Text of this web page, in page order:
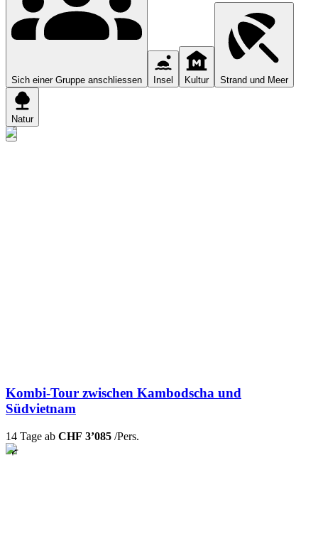
Sich einer Gruppe anschliessen Insel Kultur Strand und Meer
Natur
Kombi-Tour zwischen Kambodscha und
Südvietnam
14 Tage ab CHF 3’085 /Pers.